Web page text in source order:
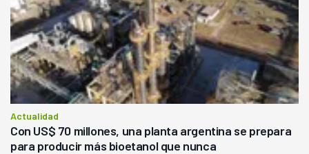
Actualidad
Con US$ 70 millones, una planta argentina se prepara
para producir más bioetanol que nunca